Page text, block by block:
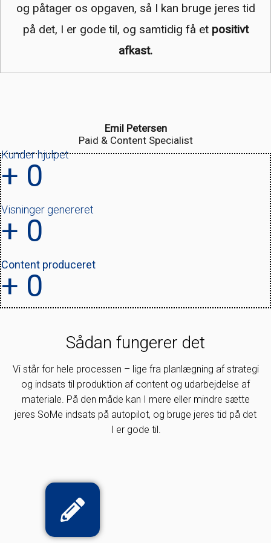
og påtager os opgaven, så I kan bruge jeres tid
på det, I er gode til, og samtidig få et positivt
afkast.
Emil Petersen
Paid & Content Specialist
Kunder hjulpet
+ 0
Visninger genereret
+ 0
Content produceret
+ 0
Sådan fungerer det
Vi står for hele processen – lige fra planlægning af strategi
og indsats til produktion af content og udarbejdelse af
materiale. På den måde kan I mere eller mindre sætte
jeres SoMe indsats på autopilot, og bruge jeres tid på det
I er gode til.